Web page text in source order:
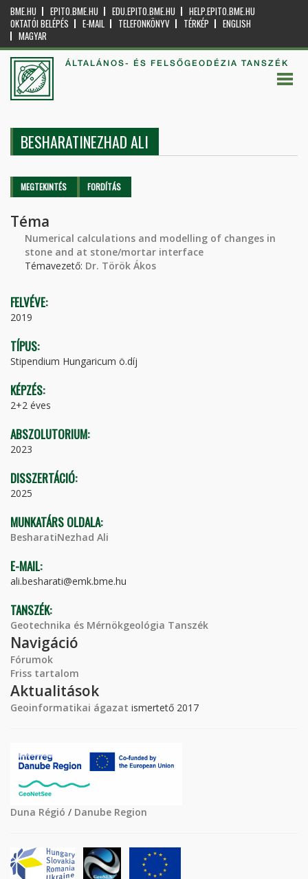
BME.HU EPITO.BME.HU EDU.EPITO.BME.HU
HELP.EPITO.BME.HU
OKTATÓI BELÉPÉS
E-MAIL TELEFONKÖNYV TÉRKÉP
ENGLISH
MAGYAR
ÁLTALÁNOS- ÉS FELSŐGEODÉZIA TANSZÉK
BESHARATINEZHAD ALI
Elsődleges fülek
MEGTEKINTÉS (AKTÍVFORDÍTÁS
Téma
Numerical calculations and modelling of changes in
stone and at stone/mortar interface
Témavezető: Dr. Török Ákos
FELVÉVE:
2019
TÍPUS:
Stipendium Hungaricum ö.díj
KÉPZÉS:
2+2 éves
ABSZOLUTORIUM:
2023
DISSZERTÁCIÓ:
2025
MUNKATÁRS OLDALA:
BesharatiNezhad Ali
E-MAIL:
ali.besharati@emk.bme.hu
TANSZÉK:
Geotechnika és Mérnökgeológia Tanszék
Navigáció
Fórumok
Friss tartalom
Aktualitások
Geoinformatikai ágazat ismertető 2017
Duna Régió / Danube Region